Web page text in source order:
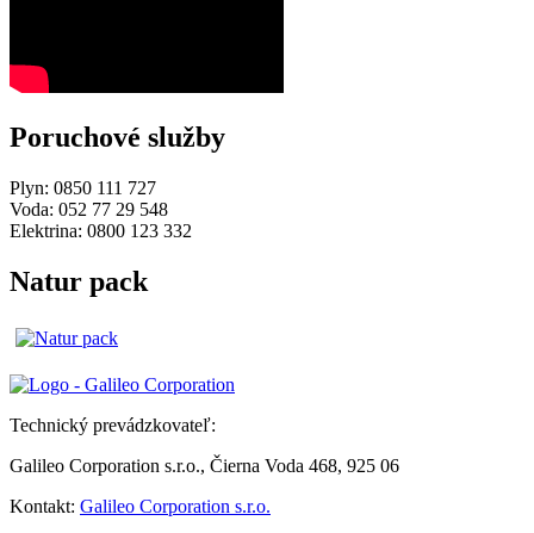
Poruchové služby
Plyn: 0850 111 727
Voda: 052 77 29 548
Elektrina: 0800 123 332
Natur pack
Technický prevádzkovateľ:
Galileo Corporation s.r.o., Čierna Voda 468, 925 06
Kontakt: Galileo Corporation s.r.o.